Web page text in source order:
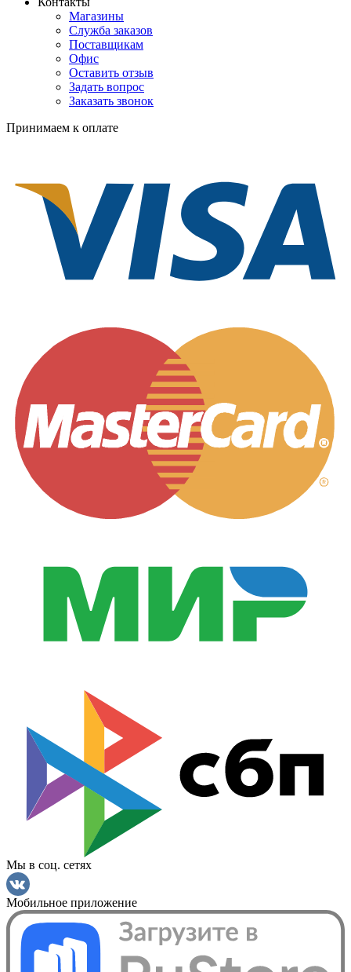
Магазины
Служба заказов
Поставщикам
Офис
Оставить отзыв
Задать вопрос
Заказать звонок
Принимаем к оплате
Мы в соц. сетях
Мобильное приложение